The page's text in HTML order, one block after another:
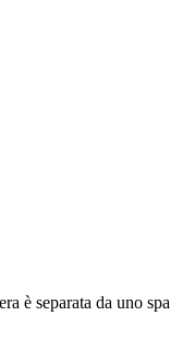
è separata da uno